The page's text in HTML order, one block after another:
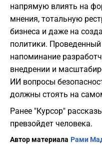
напрямую влиять на
мнения, тотальную
бизнеса и даже на
политики.
напоминание
внедрении и
ИИ вопросы
должны стоять на
Ранее "Курсор"
превзойдет человека.
Автор материала Рами